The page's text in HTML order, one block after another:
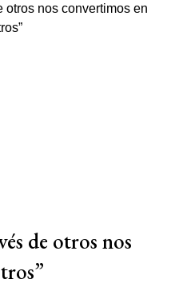
de otros nos